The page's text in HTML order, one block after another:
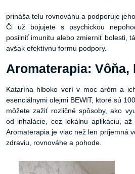
prináša telu rovnováhu a podporuje
Či už bojujete s psychickou
posilniť imunitu alebo zmierniť bolesti,
avšak efektívnu formu podpory.
Aromaterapia: Vôňa,
Katarína hlboko verí v moc aróm a
esenciálnymi olejmi BEWIT, ktoré sú
môžete zažiť rozličné spôsoby, ako
od inhalácie, cez lokálnu aplikáciu, až
Aromaterapia je viac než len príjemná
zdraviu, rovnováhe a pohode.